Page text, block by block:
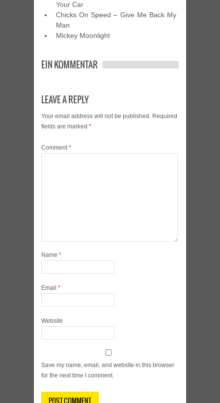
Your Car
Chicks On Speed – Give Me Back My
Man
Mickey Moonlight
EIN KOMMENTAR
LEAVE A REPLY
Your email address will not be published. Required
fields are marked *
Comment*
Name *
Email *
Website
Save my name, email, and website in this browser
for the next time I comment.